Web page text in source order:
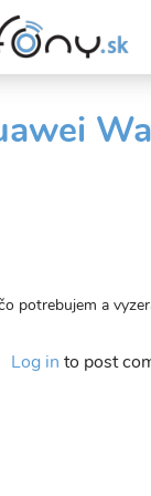
potrebujem a
Log in to post